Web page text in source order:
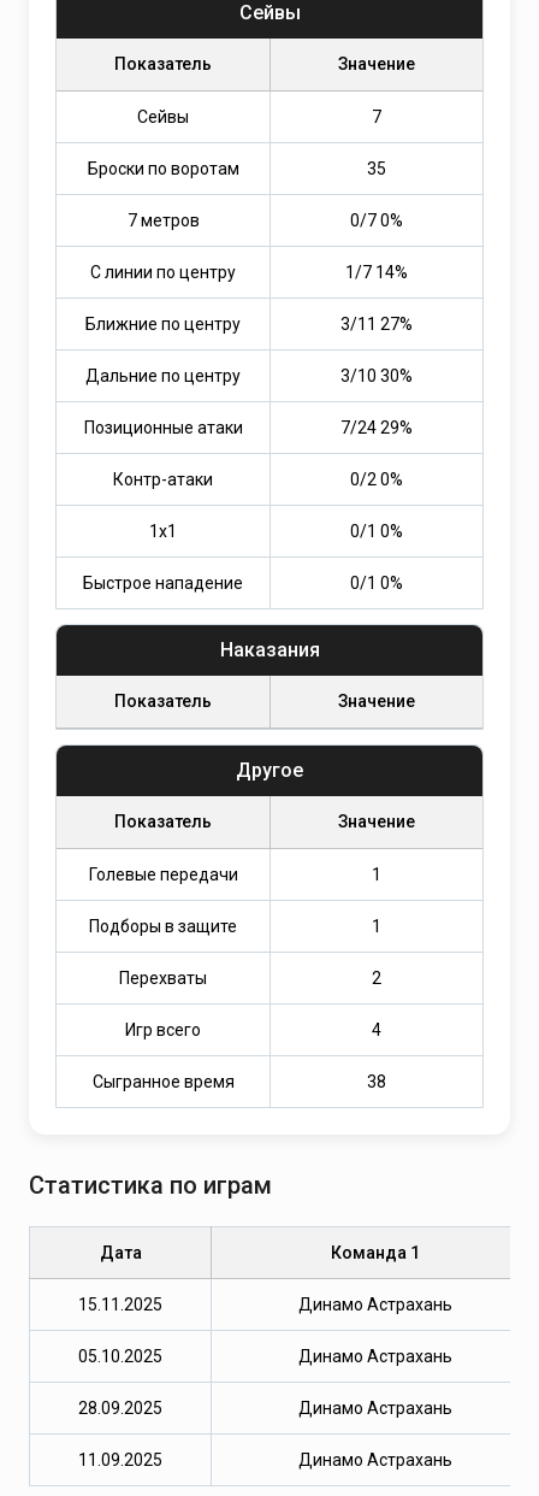
Сейвы
Показатель Значение
Сейвы 7
Броски по воротам 35
7 метров 0/7 0%
С линии по центру 1/7 14%
Ближние по центру 3/11 27%
Дальние по центру 3/10 30%
Позиционные атаки 7/24 29%
Контр-атаки 0/2 0%
1х1 0/1 0%
Быстрое нападение 0/1 0%
Наказания
Показатель Значение
Другое
Показатель Значение
Голевые передачи 1
Подборы в защите 1
Перехваты 2
Игр всего 4
Сыгранное время 38
Статистика по играм
Дата Команда 1
15.11.2025 Динамо Астрахань
05.10.2025 Динамо Астрахань
28.09.2025 Динамо Астрахань
11.09.2025 Динамо Астрахань